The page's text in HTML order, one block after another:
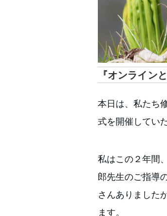
『オンライン
本日は、私たち
式を開催してい
私はこの２年間
郎先生のご指導
さんありました
ます。